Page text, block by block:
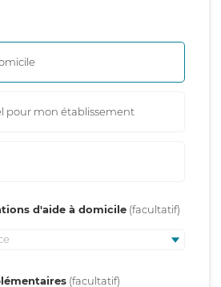
pour mon établissement
d'aide à domicile